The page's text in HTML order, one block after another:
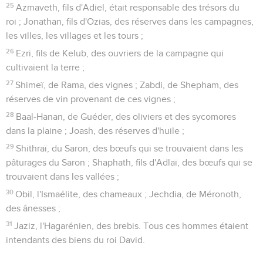
25 Azmaveth, fils d'Adiel, était responsable des trésors du
roi ; Jonathan, fils d'Ozias, des réserves dans les campagnes,
les villes, les villages et les tours ;
26 Ezri, fils de Kelub, des ouvriers de la campagne qui
cultivaient la terre ;
27 Shimeï, de Rama, des vignes ; Zabdi, de Shepham, des
réserves de vin provenant de ces vignes ;
28 Baal-Hanan, de Guéder, des oliviers et des sycomores
dans la plaine ; Joash, des réserves d'huile ;
29 Shithraï, du Saron, des bœufs qui se trouvaient dans les
pâturages du Saron ; Shaphath, fils d'Adlaï, des bœufs qui se
trouvaient dans les vallées ;
30 Obil, l'Ismaélite, des chameaux ; Jechdia, de Méronoth,
des ânesses ;
31 Jaziz, l'Hagarénien, des brebis. Tous ces hommes étaient
intendants des biens du roi David.